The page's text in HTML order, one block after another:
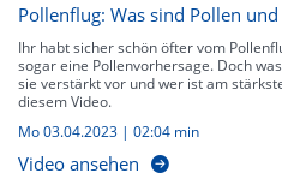
Pollenflug: Was sind Pollen
Ihr habt sicher schön öfter vom
sogar eine Pollenvorhersage. Doch
sie verstärkt vor und wer ist am
diesem Video.
Mo 03.04.2023 | 02:04 min
Video ansehen